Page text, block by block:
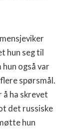
hun seg til
også var
spørsmål.
å ha skrevet
det russiske
hun